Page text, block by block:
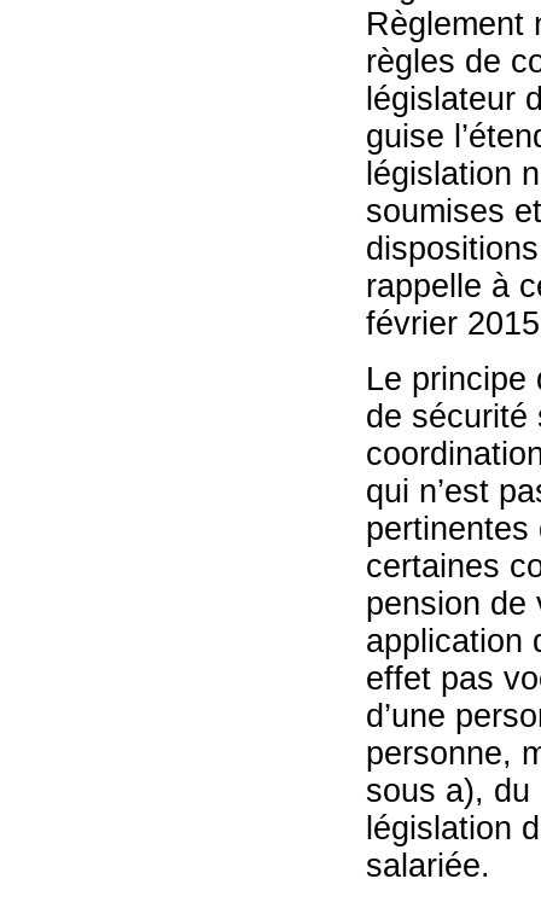
Règlement
règles de
législateur
guise
législation
soumises
rappelle à
février
Le principe
de sécurité
qui n’est
pertinentes
certaines
pension de
application
effet pas
d’une
personne,
sous a), du
législation
salariée.